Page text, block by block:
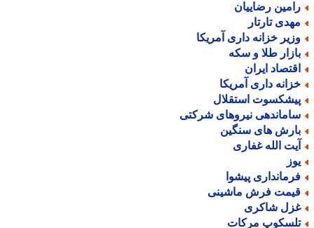
رضاییان
تارتار
خزانه داری آمریکا
طلا و سکه
ایران
داری آمریکا
استقلال
نیروهای شرکتی
های سنگین
الله غفاری
پیشوا
فرش ماشینی
شاکری
مرکات